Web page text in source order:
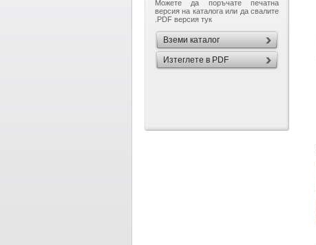
Можете да поръчате печатна
версия на каталога или да свалите
.PDF версия тук
Вземи каталог
Изтеглете в PDF